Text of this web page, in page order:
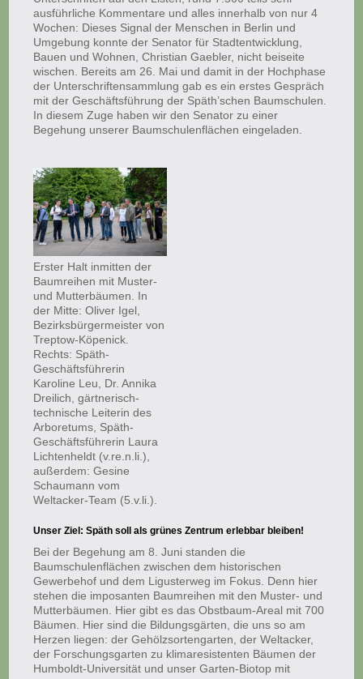
ausführliche Kommentare und alles innerhalb von nur 4
Wochen: Dieses Signal der Menschen in Berlin und
Umgebung konnte der Senator für Stadtentwicklung,
Bauen und Wohnen, Christian Gaebler, nicht beiseite
wischen. Bereits am 26. Mai und damit in der Hochphase
der Unterschriftensammlung gab es ein erstes Gespräch
mit der Geschäftsführung der Späth’schen Baumschulen.
In diesem Zuge haben wir den Senator zu einer
Begehung unserer Baumschulenflächen eingeladen.
Erster Halt inmitten der
Baumreihen mit Muster-
und Mutterbäumen. In
der Mitte: Oliver Igel,
Bezirksbürgermeister von
Treptow-Köpenick.
Rechts: Späth-
Geschäftsführerin
Karoline Leu, Dr. Annika
Dreilich, gärtnerisch-
technische Leiterin des
Arboretums, Späth-
Geschäftsführerin Laura
Lichtenheldt (v.re.n.li.),
außerdem: Gesine
Schaumann vom
Weltacker-Team (5.v.li.).
Unser Ziel: Späth soll als grünes Zentrum erlebbar bleiben!
Bei der Begehung am 8. Juni standen die
Baumschulenflächen zwischen dem historischen
Gewerbehof und dem Ligusterweg im Fokus. Denn hier
stehen die imposanten Baumreihen mit den Muster- und
Mutterbäumen. Hier gibt es das Obstbaum-Areal mit 700
Bäumen. Hier sind die Bildungsgärten, die uns so am
Herzen liegen: der Gehölzsortengarten, der Weltacker,
der Forschungsgarten zu klimaresistenten Bäumen der
Humboldt-Universität und unser Garten-Biotop mit